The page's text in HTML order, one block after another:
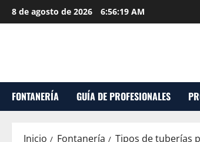
Saltar
al
8 de agosto de 2026 6:56:20 AM
FONTANERÍA GUÍA DE PROFESIONALES
Inicio Fontanería Tipos de tuberías